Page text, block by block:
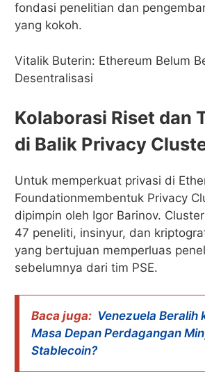
fondasi penelitian dan
yang kokoh.
Vitalik Buterin: Ethereum Belum
Desentralisasi
Kolaborasi Riset dan
di Balik Privacy
Untuk memperkuat privasi di
Foundationmembentuk Privacy
dipimpin oleh Igor Barinov.
47 peneliti, insinyur, dan
yang bertujuan memperluas
sebelumnya dari tim PSE.
Baca juga: Venezuela Beralih
Masa Depan Perdagangan
Stablecoin?